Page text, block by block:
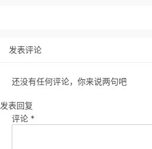
发表评论
还没有任何评论，你来说两句吧
发表回复
评论 *